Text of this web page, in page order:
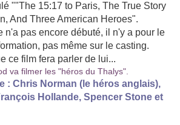
""The 15:17 to Paris, The True Story
And Three American Heroes".
n'a pas encore débuté, il n'y a pour le
pas même sur le casting.
ce film fera parler de lui...
: Chris Norman (le héros anglais),
Hollande, Spencer Stone et